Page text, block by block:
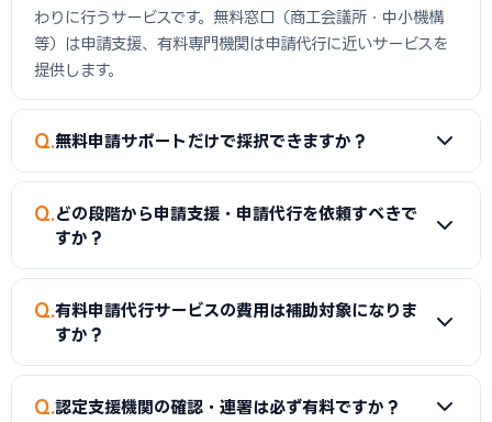
わりに行うサービスです。無料窓口（商工会議所・中小機構
等）は申請支援、有料専門機関は申請代行に近いサービスを
提供します。
Q 無料申請サポートだけで採択できますか？
A
補助上限5億円・採択率16.3%の成長加速化補助金では、
無料窓口のみでの採択は難しいケースが多いです。特に
には、採択実績のある有料申請代行サービスの活用を推奨し
ます。
Q どの段階から申請支援・申請代行を依頼すべきで
すか？
A
公募開始の2〜3ヶ月前から準備を始めることを推奨しま
す。事業計画書の作成に最低1〜2ヶ月、2次審査準備に1ヶ月
ます。早めの相談・依頼が採択率向上につながります。
Q 有料申請代行サービスの費用は補助対象になりま
すか？
A
はい、「専門家経費」として補助対象経費に計上できます
Q 認定支援機関の確認・連署は必ず有料ですか？